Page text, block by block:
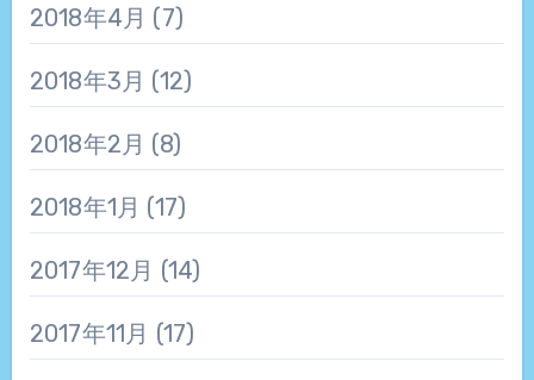
2018年4月 (7)
2018年3月 (12)
2018年2月 (8)
2018年1月 (17)
2017年12月 (14)
2017年11月 (17)